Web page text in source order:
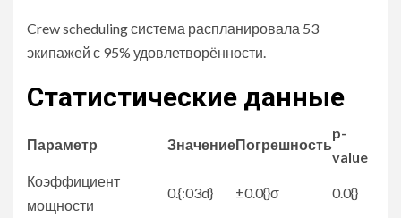
Crew scheduling система распланировала 53
экипажей с 95% удовлетворённости.
Статистические данные
Параметр ЗначениеПогрешность
p-
value
Коэффициент
мощности
0.{:03d} ±0.0{}σ 0.0{}